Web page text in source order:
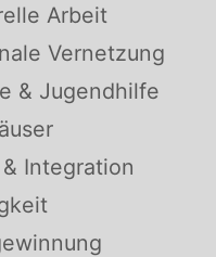
Arbeit
Vernetzung
& Jugendhilfe
Integration